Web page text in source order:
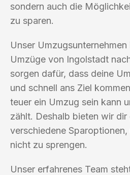
sondern auch die
zu sparen.
Unser
Umzüge von Ingolstadt
sorgen dafür, dass deine
und schnell ans Ziel
teuer ein Umzug sein kann
zählt. Deshalb bieten wir dir
verschiedene
nicht zu sprengen.
Unser erfahrenes Team